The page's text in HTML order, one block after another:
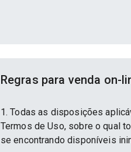
Regras para venda on-
1. Todas as disposições
Termos de Uso, sobre o qual
se encontrando disponíveis